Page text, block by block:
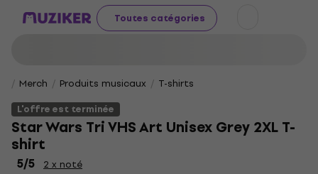
Toutes catégories
Merch Produits musicaux
T-shirts
L'offre est terminée
Star Wars Tri VHS Art Unisex Grey 2XL T-
shirt
5/5
2 x noté